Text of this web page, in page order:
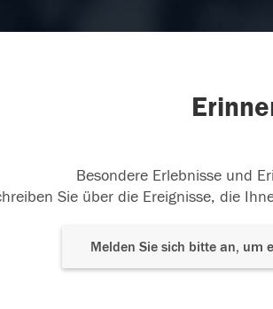
Besondere Erlebnisse und
Sie über die Ereignisse, die
Melden Sie sich bitte an, um